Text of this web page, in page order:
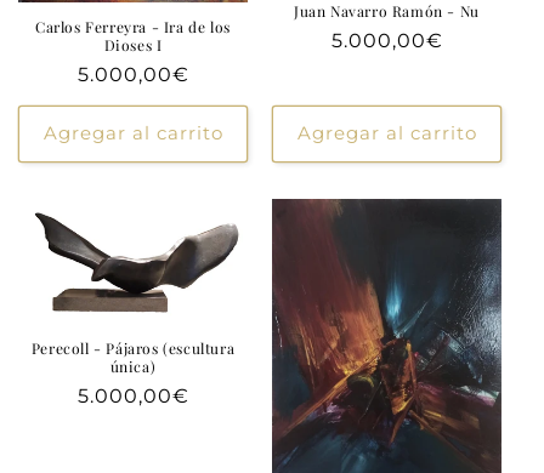
Carlos Ferreyra - Ira de los
Dioses I
Precio
habitual
5.000,00€
Agregar al carrito
Juan Navarro Ramón - Nu
Precio
5.000,00€
Agregar al carrito
Perecoll - Pájaros (escultura
única)
Precio
5.000,00€